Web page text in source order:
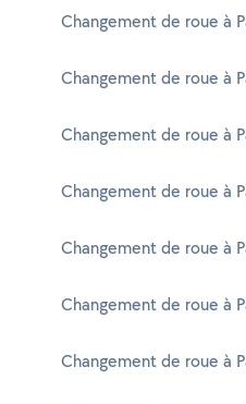
Changement de roue à
Changement de roue à
Changement de roue à
Changement de roue à
Changement de roue à
Changement de roue à
Changement de roue à